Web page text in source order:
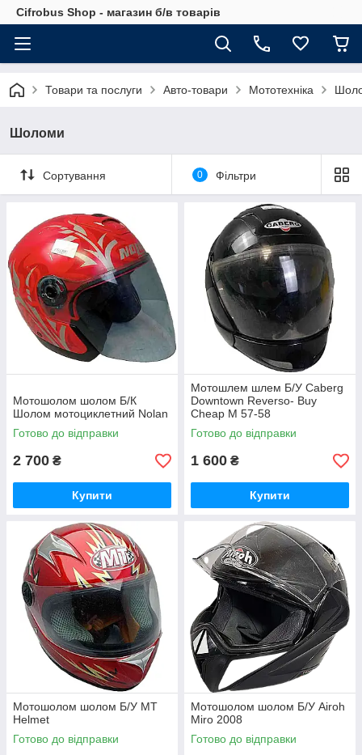
Cifrobus Shop - магазин б/в товарів
Товари та послуги Авто-товари Мототехніка
Шоломи
Сортування 0 Фільтри
Мотошолом шолом Б/К
Шолом мотоциклетний Nolan
Готово до відправки
2 700 ₴
Купити
Мотошлем шлем Б/У Caberg
Downtown Reverso- Buy
Cheap М 57-58
Готово до відправки
1 600 ₴
Купити
Мотошолом шолом Б/У МТ
Helmet
Готово до відправки
Мотошолом шолом Б/У Airoh
Miro 2008
Готово до відправки